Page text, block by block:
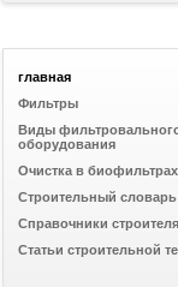
главная
Фильтры
Виды
оборудования
Очистка в биофильтрах
Строительный словарь
Справочники строителя
Статьи строительной